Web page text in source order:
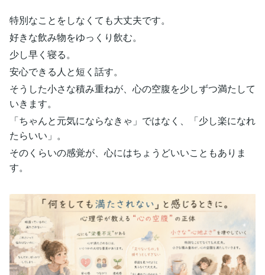
特別なことをしなくても大丈夫です。
好きな飲み物をゆっくり飲む。
少し早く寝る。
安心できる人と短く話す。
そうした小さな積み重ねが、心の空腹を少しずつ満たして
いきます。
「ちゃんと元気にならなきゃ」ではなく、「少し楽になれ
たらいい」。
そのくらいの感覚が、心にはちょうどいいこともありま
す。